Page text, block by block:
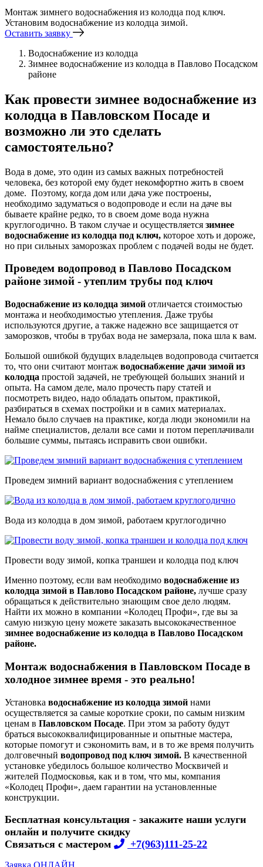
Монтаж зимнего водоснабжения из колодца под ключ.
Установим водоснабжение из колодца зимой.
Оставить заявку
Водоснабжение из колодца
Зимнее водоснабжение из колодца в Павлово Посадском
районе
Как провести зимнее водоснабжение из
колодца в Павловском Посаде и
возможно ли это сделать
самостоятельно?
Вода в доме, это один из самых важных потребностей
человека, без которой ему будет некомфортно жить в своем
доме. Поэтому, когда дом или дача уже построены,
необходимо задуматься о водопроводе и если на даче вы
бываете крайне редко, то в своем доме вода нужна
круглогодично. В таком случае и осуществляется зимнее
водоснабжение из колодца под ключ, которое хоть и дороже,
но при сильных заморозках проблем с подачей воды не будет.
Проведем водопровод в Павлово Посадском
районе зимой - утеплим трубы под ключ
Водоснабжение из колодца зимой отличается стоимостью
монтажа и необходимостью утепления. Даже трубы
используются другие, а также надежно все защищается от
заморозков, чтобы в трубах вода не замерзала, пока шла к вам.
Большой ошибкой будущих владельцев водопровода считается
то, что они считают монтаж водоснабжение дачи зимой из
колодца простой задачей, не требующей больших знаний и
опыта. На самом деле, мало прочесть пару статей и
посмотреть видео, надо обладать опытом, практикой,
разбираться в схемах постройки и в самих материалах.
Немало было случаев на практике, когда люди экономили на
найме специалистов, делали все сами и потом переплачивали
большие суммы, пытаясь исправить свои ошибки.
Проведем зимний вариант водоснабжения с утеплением
Вода из колодца в дом зимой, работаем круглогодично
Провести воду зимой, копка траншеи и колодца под ключ
Именно поэтому, если вам необходимо водоснабжение из
колодца зимой в Павлово Посадском районе, лучше сразу
обращаться к действительно знающим свое дело людям.
Найти их можно в компании «Колодец Профи», где вы за
самую низкую цену можете заказать высококачественное
зимнее водоснабжение из колодца в Павлово Посадском
районе.
Монтаж водоснабжения в Павловском Посаде в
холодное зимнее время - это реально!
Установка водоснабжение из колодца зимой нами
осуществляется за самые короткие сроки, по самым низким
ценам в Павловском Посаде. При этом за работу будут
браться высококвалифицированные и опытные мастера,
которые помогут и сэкономить вам, и в то же время получить
долговечный водопровод под ключ зимой. В качественной
установке убедилось большое количество Москвичей и
жителей Подмосковья, как и в том, что мы, компания
«Колодец Профи», даем гарантии на установленные
конструкции.
Бесплатная консультация - закажите наши услуги
онлайн и получите скидку
Связаться с мастером
+7(963)111-25-22
Заявка ОНЛАЙН